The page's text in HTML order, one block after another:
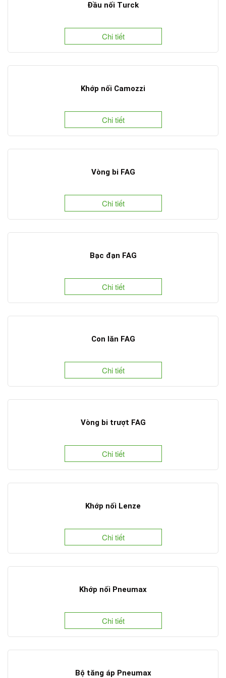
Đầu nối Turck
Chi tiết
Khớp nối Camozzi
Chi tiết
Vòng bi FAG
Chi tiết
Bạc đạn FAG
Chi tiết
Con lăn FAG
Chi tiết
Vòng bi trượt FAG
Chi tiết
Khớp nối Lenze
Chi tiết
Khớp nối Pneumax
Chi tiết
Bộ tăng áp Pneumax